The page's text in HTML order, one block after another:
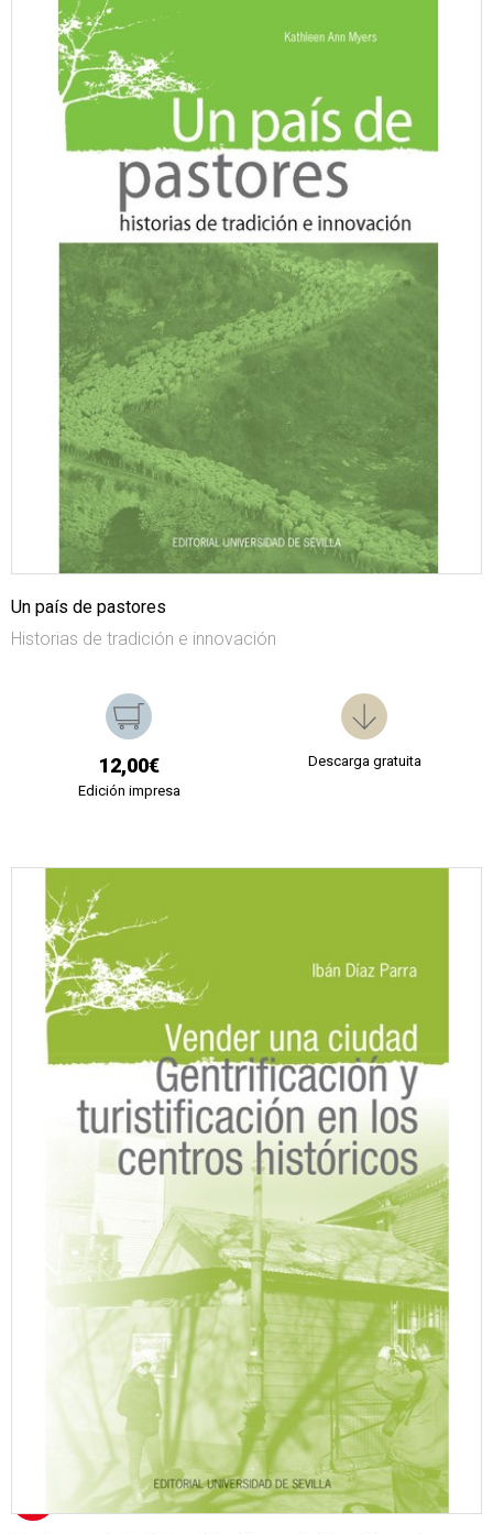
Un país de pastores
Historias de tradición e innovación
12,00€
Edición impresa
Descarga gratuita